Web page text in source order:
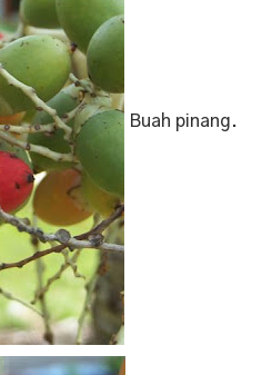
Buah pinang.